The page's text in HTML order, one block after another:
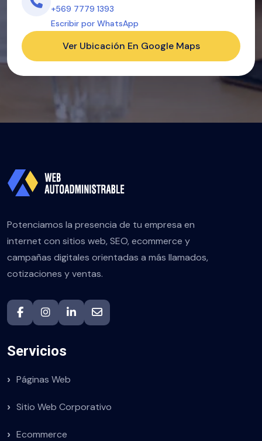
+569 7779 1393
Escribir por WhatsApp
Ver Ubicación En Google Maps
Potenciamos la presencia de tu empresa en
internet con sitios web, SEO, ecommerce y
campañas digitales orientadas a más llamados,
cotizaciones y ventas.
Servicios
Páginas Web
Sitio Web Corporativo
Ecommerce